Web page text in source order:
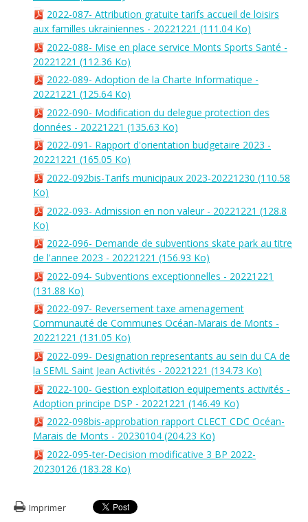
2022-087- Attribution gratuite tarifs accueil de loisirs
aux familles ukrainiennes - 20221221 (111.04 Ko)
2022-088- Mise en place service Monts Sports Santé -
20221221 (112.36 Ko)
2022-089- Adoption de la Charte Informatique -
20221221 (125.64 Ko)
2022-090- Modification du delegue protection des
données - 20221221 (135.63 Ko)
2022-091- Rapport d'orientation budgetaire 2023 -
20221221 (165.05 Ko)
2022-092bis-Tarifs municipaux 2023-20221230 (110.58
Ko)
2022-093- Admission en non valeur - 20221221 (128.8
Ko)
2022-096- Demande de subventions skate park au titre
de l'annee 2023 - 20221221 (156.93 Ko)
2022-094- Subventions exceptionnelles - 20221221
(131.88 Ko)
2022-097- Reversement taxe amenagement
Communauté de Communes Océan-Marais de Monts -
20221221 (131.05 Ko)
2022-099- Designation representants au sein du CA de
la SEML Saint Jean Activités - 20221221 (134.73 Ko)
2022-100- Gestion exploitation equipements activités -
Adoption principe DSP - 20221221 (146.49 Ko)
2022-098bis-approbation rapport CLECT CDC Océan-
Marais de Monts - 20230104 (204.23 Ko)
2022-095-ter-Decision modificative 3 BP 2022-
20230126 (183.28 Ko)
Imprimer